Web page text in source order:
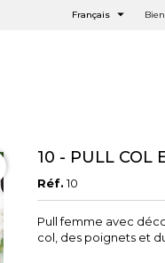
Français 
10 - PULL COL
Réf. 10
Pull femme avec
col, des poignets et
×
×
×